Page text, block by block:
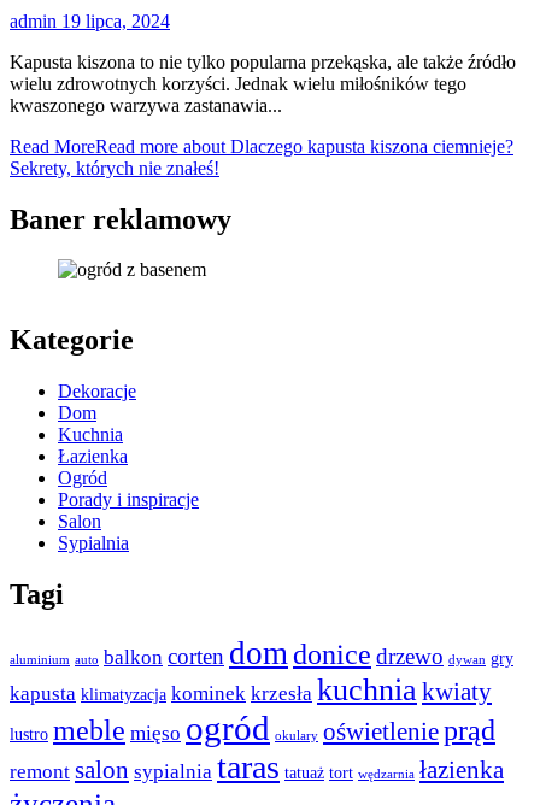
admin 19 lipca, 2024
Kapusta kiszona to nie tylko popularna przekąska, ale także źródło
wielu zdrowotnych korzyści. Jednak wielu miłośników tego
kwaszonego warzywa zastanawia...
Read MoreRead more about Dlaczego kapusta kiszona ciemnieje?
Sekrety, których nie znałeś!
Baner reklamowy
Kategorie
Dekoracje
Dom
Kuchnia
Łazienka
Ogród
Porady i inspiracje
Salon
Sypialnia
Tagi
aluminium auto balkon corten domdonice drzewo dywan gry
kapusta klimatyzacja kominek krzesła kuchniakwiaty
lustro meble mięso ogród okulary oświetlenieprąd
remont salon sypialnia taras tatuaż tort wędzarnia łazienka